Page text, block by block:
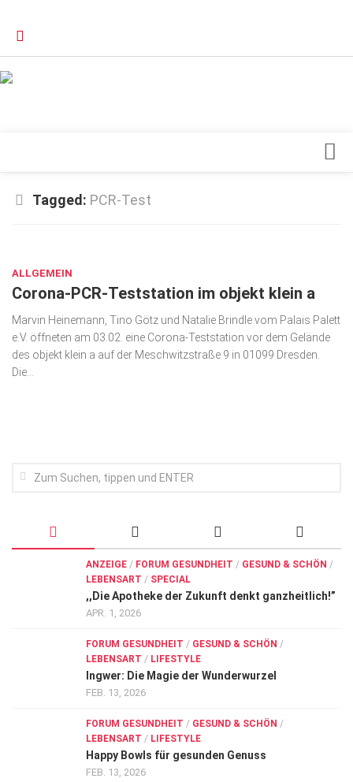
Orthopädie
Schönheit & Wohlbefinden
Special
Wirtschaft, Recht, Finanzen
Sehen
Kampf gegen Krebs
Tagged: PCR-Test
ALLGEMEIN
Corona-PCR-Teststation im objekt klein a
Marvin Heinemann, Tino Götz und Natalie Brindle vom Palais Palett
e.V. öffneten am 03.02. eine Corona-Teststation vor dem Gelände
des objekt klein a auf der Meschwitzstraße 9 in 01099 Dresden.
Die...
ANZEIGE / FORUM GESUNDHEIT / GESUND & SCHÖN /
LEBENSART / SPECIAL
,,Die Apotheke der Zukunft denkt ganzheitlich!”
APR. 1, 2026
FORUM GESUNDHEIT / GESUND & SCHÖN /
LEBENSART / LIFESTYLE
Ingwer: Die Magie der Wunderwurzel
FEB. 13, 2026
FORUM GESUNDHEIT / GESUND & SCHÖN /
LEBENSART / LIFESTYLE
Happy Bowls für gesunden Genuss
FEB. 13, 2026